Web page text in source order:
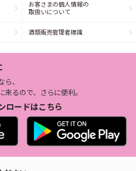
お客さまの個人情報の
取扱いについて
酒類販売管理者標識
ら、
来るので、さらに便利。
ロードはこちら